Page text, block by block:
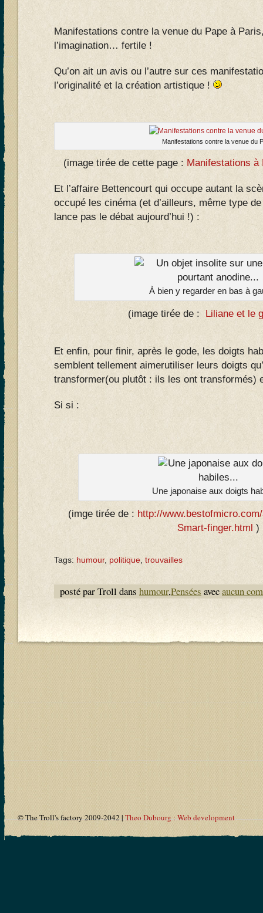
Manifestations contre la venue du Pape à
l’imagination… fertile !
Qu’on ait un avis ou l’autre sur ces
l’originalité et la création artistique !
Manifestations contre la venue du
(image tirée de cette page : Manifestations à
Et l’affaire Bettencourt qui occupe autant la
occupé les cinéma (et d’ailleurs, même type
lance pas le débat aujourd’hui !) :
À bien y regarder en bas à
(image tirée de : Liliane et le
Et enfin, pour finir, après le gode, les doigts
semblent tellement aimerutiliser leurs doigts
transformer(ou plutôt : ils les ont transformés)
Si si :
Une japonaise aux doigts
(imge tirée de : http://
Smart-finger.html )
Tags: humour, politique trouvailles
posté par Troll dans humour,Pensées avecaucun
© The Troll's factory 2009-2042 |Theo Dubourg : Web development